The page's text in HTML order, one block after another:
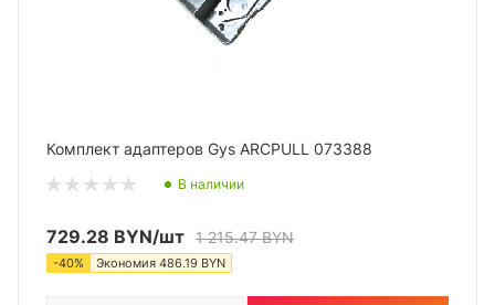
Комплект адаптеров Gys ARCPULL 073388
В наличии
729.28 BYN/шт 1 215.47BYN
-40% Экономия 486.19 BYN